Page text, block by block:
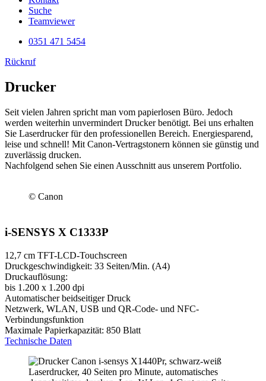
Suche
Teamviewer
0351 471 5454
Rückruf
Drucker
Seit vielen Jahren spricht man vom papierlosen Büro. Jedoch
werden weiterhin unvermindert Drucker benötigt. Bei uns erhalten
Sie Laserdrucker für den professionellen Bereich. Energiesparend,
leise und schnell! Mit Canon-Vertragstonern können sie günstig und
zuverlässig drucken.
Nachfolgend sehen Sie einen Ausschnitt aus unserem Portfolio.
© Canon
i-SENSYS X C1333P
12,7 cm TFT-LCD-Touchscreen
Druckgeschwindigkeit: 33 Seiten/Min. (A4)
Druckauflösung:
bis 1.200 x 1.200 dpi
Automatischer beidseitiger Druck
Netzwerk, WLAN, USB und QR-Code- und NFC-
Verbindungsfunktion
Maximale Papierkapazität: 850 Blatt
Technische Daten